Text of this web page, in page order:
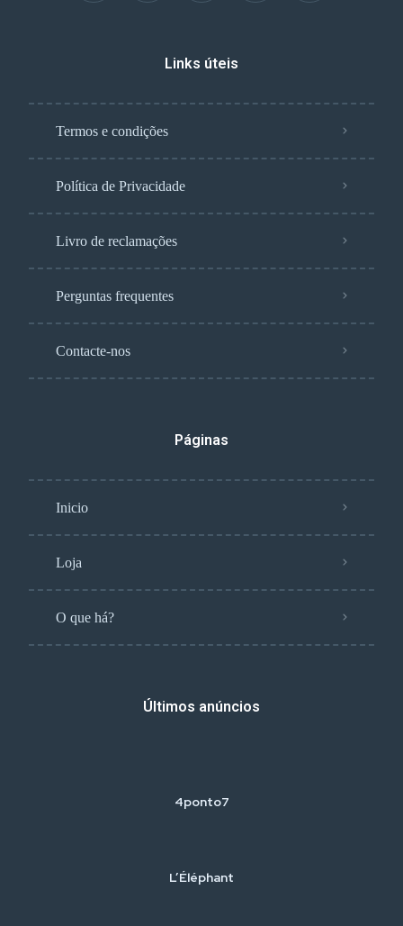
Links úteis
Termos e condições
Política de Privacidade
Livro de reclamações
Perguntas frequentes
Contacte-nos
Páginas
Inicio
Loja
O que há?
Últimos anúncios
4ponto7
L’Éléphant